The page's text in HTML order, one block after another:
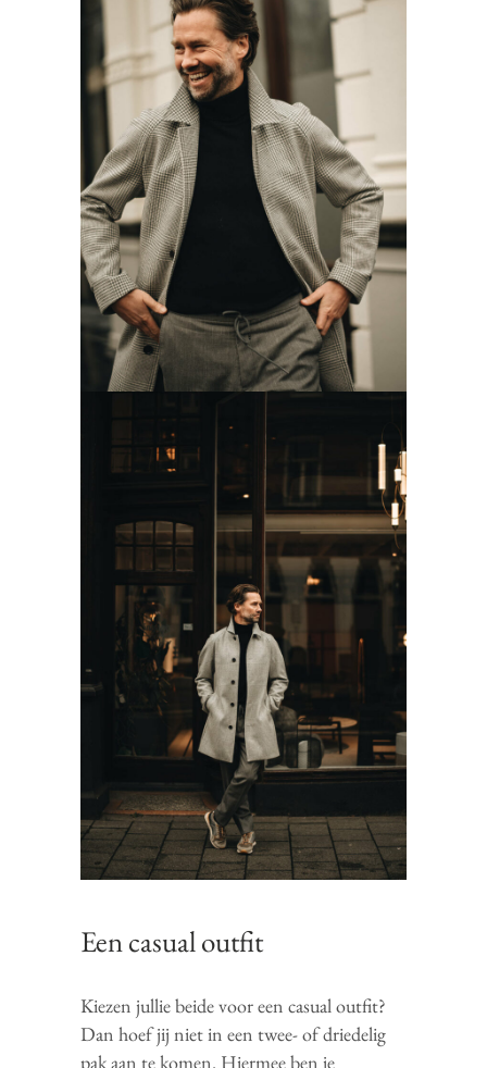
Een casual outfit
Kiezen jullie beide voor een casual outfit?
Dan hoef jij niet in een twee- of driedelig
pak aan te komen. Hiermee ben je